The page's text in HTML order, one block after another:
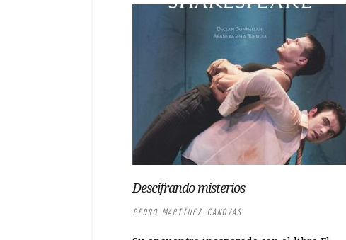
Descifrando misterios
PEDRO MARTÍNEZ CANOVAS